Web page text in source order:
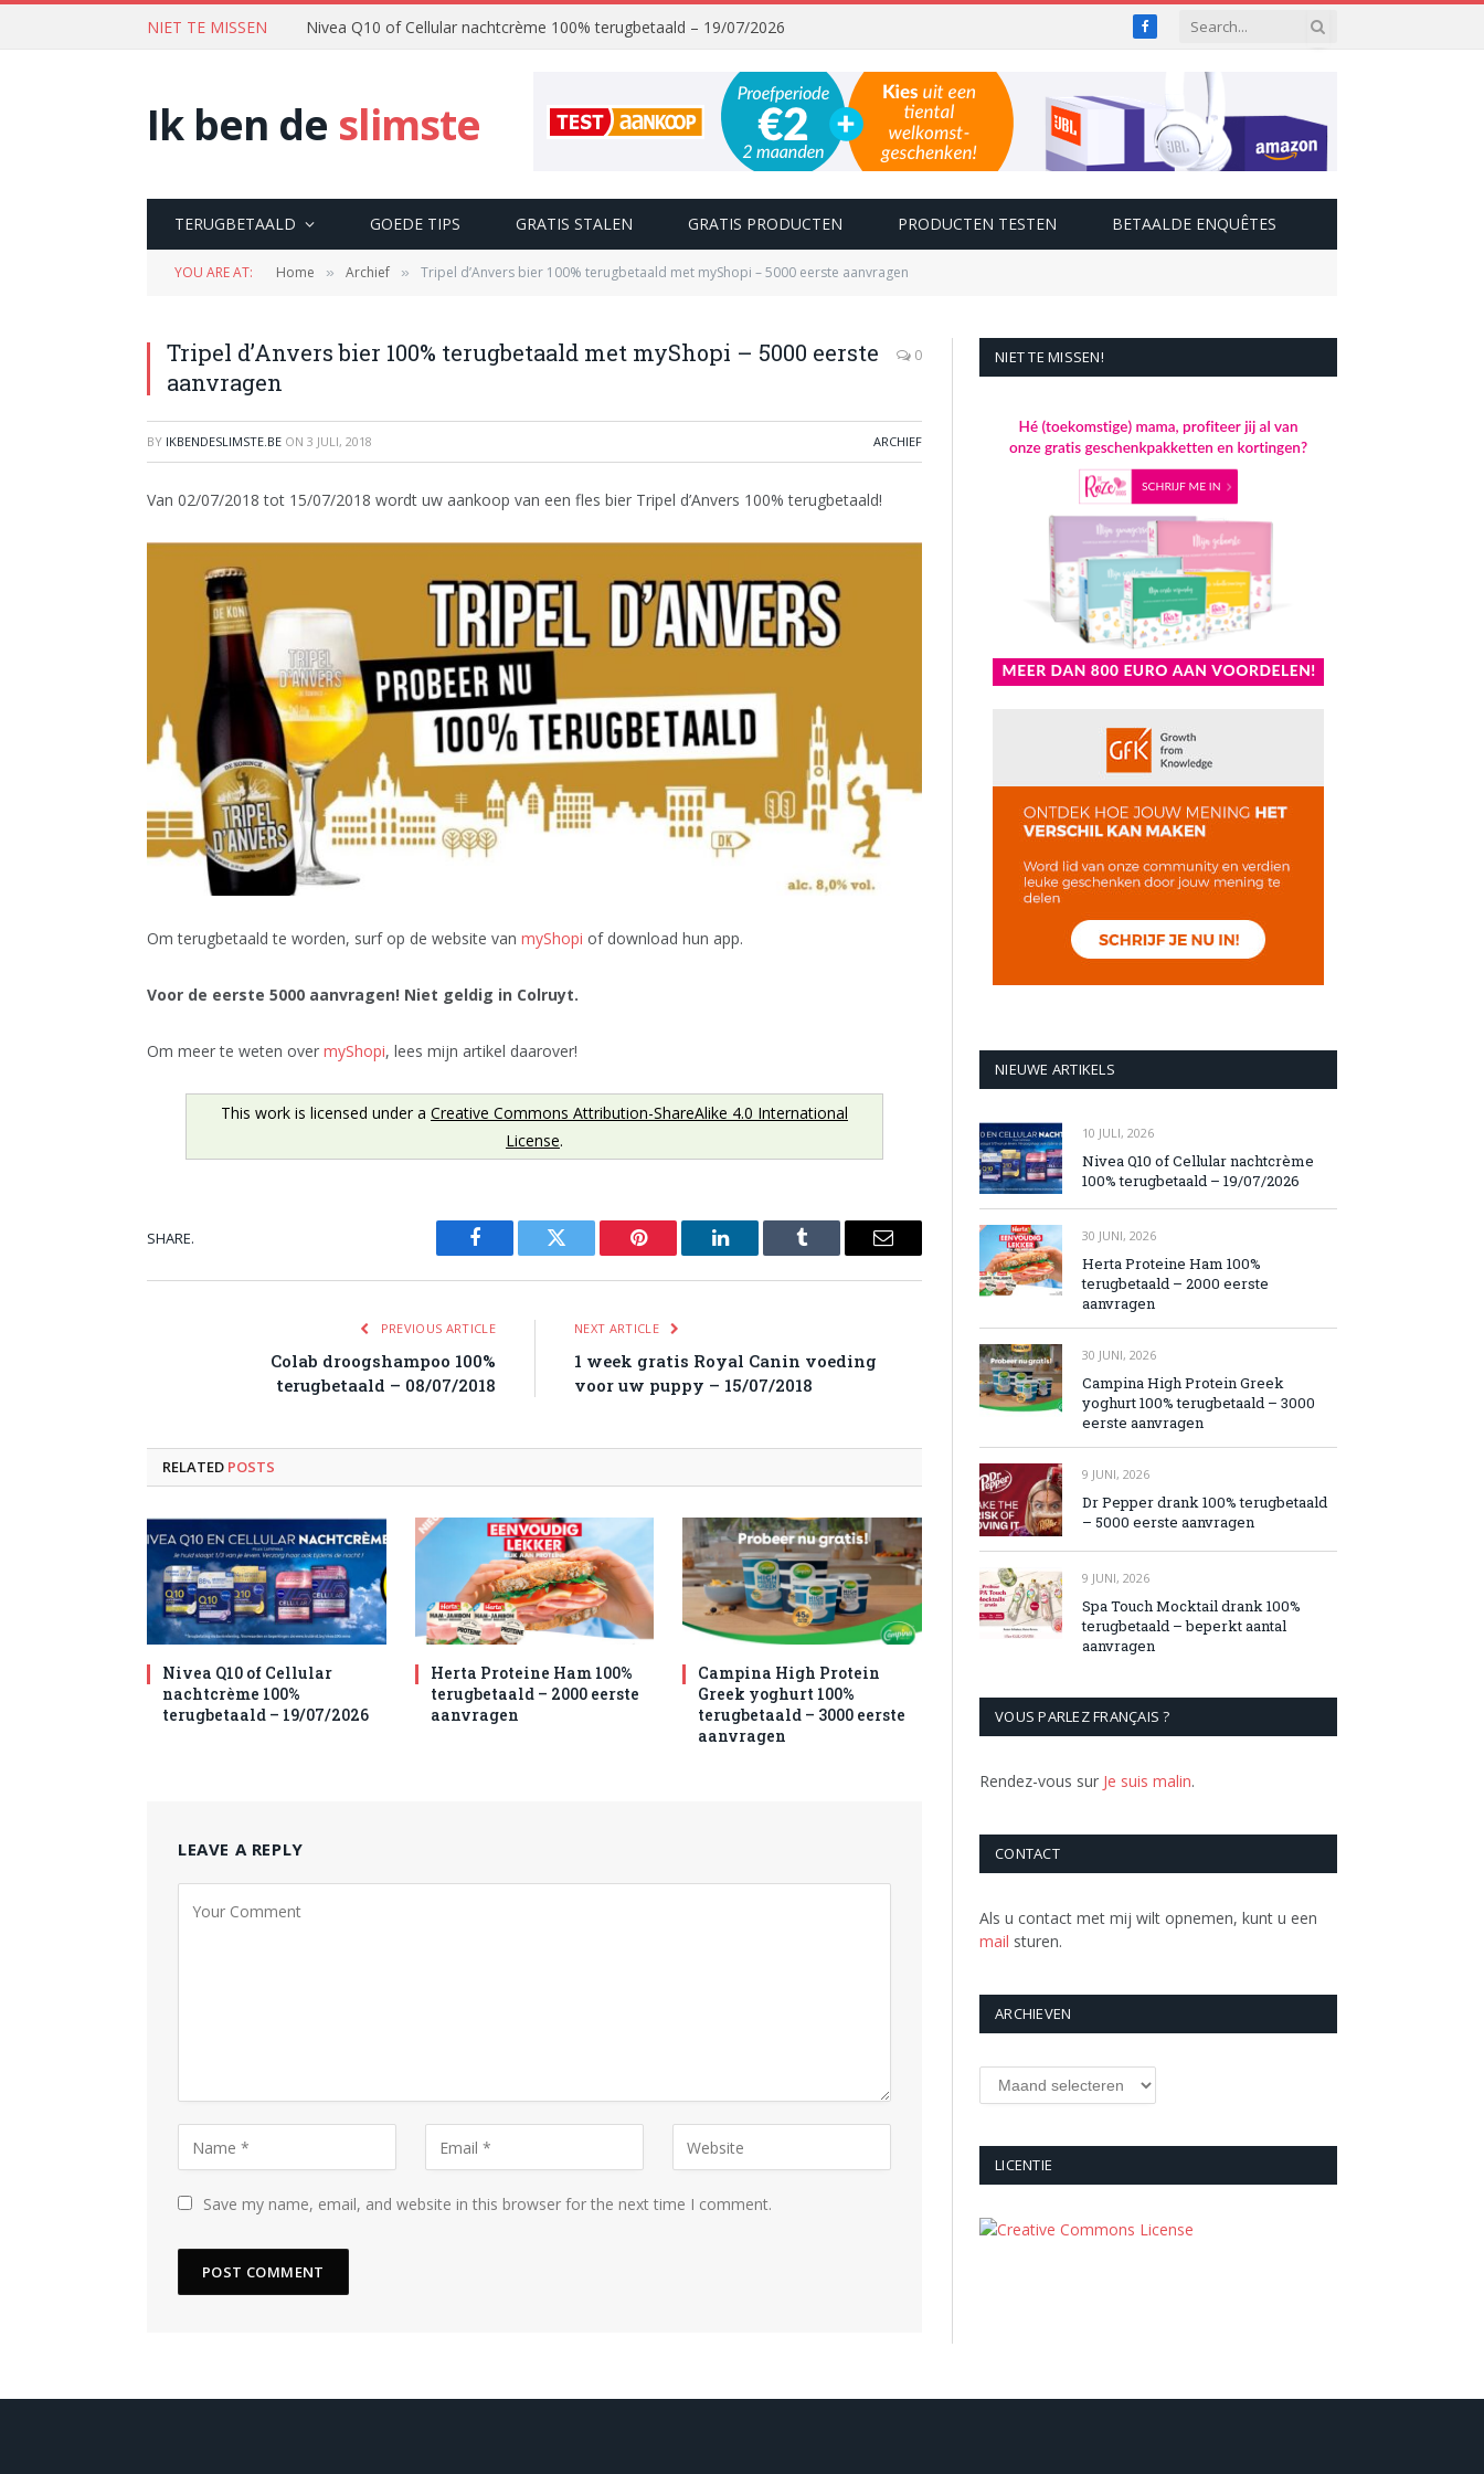
NIET TE MISSEN Nivea Q10 of Cellular nachtcrème 100% terugbetaald – 19/07/2026 Facebook
Ik ben de slimste
TERUGBETAALD GOEDE TIPS GRATIS STALEN GRATIS PRODUCTEN PRODUCTEN TESTEN BETAALDE ENQUÊTES
YOU ARE AT: Home » Archief » Tripel d’Anvers bier 100% terugbetaald met myShopi – 5000 eerste aanvragen
Tripel d’Anvers bier 100% terugbetaald met myShopi – 5000 eerste
aanvragen
0
BY IKBENDESLIMSTE.BE ON 3 JULI, 2018 ARCHIEF
Van 02/07/2018 tot 15/07/2018 wordt uw aankoop van een fles bier Tripel d’Anvers 100% terugbetaald!
Om terugbetaald te worden, surf op de website van myShopi of download hun app.
Voor de eerste 5000 aanvragen! Niet geldig in Colruyt.
Om meer te weten over myShopi, lees mijn artikel daarover!
This work is licensed under a Creative Commons Attribution-ShareAlike 4.0 International
License.
SHARE.
Facebook Twitter Pinterest LinkedIn Tumblr Email
PREVIOUS ARTICLE
Colab droogshampoo 100%
terugbetaald – 08/07/2018
NEXT ARTICLE
1 week gratis Royal Canin voeding
voor uw puppy – 15/07/2018
RELATED POSTS
Nivea Q10 of Cellular
nachtcrème 100%
terugbetaald – 19/07/2026
Herta Proteine Ham 100%
terugbetaald – 2000 eerste
aanvragen
Campina High Protein
Greek yoghurt 100%
terugbetaald – 3000 eerste
aanvragen
LEAVE A REPLY
Save my name, email, and website in this browser for the next time I comment.
NIET TE MISSEN!
NIEUWE ARTIKELS
10 JULI, 2026
Nivea Q10 of Cellular nachtcrème
100% terugbetaald – 19/07/2026
30 JUNI, 2026
Herta Proteine Ham 100%
terugbetaald – 2000 eerste
aanvragen
30 JUNI, 2026
Campina High Protein Greek
yoghurt 100% terugbetaald – 3000
eerste aanvragen
9 JUNI, 2026
Dr Pepper drank 100% terugbetaald
– 5000 eerste aanvragen
9 JUNI, 2026
Spa Touch Mocktail drank 100%
terugbetaald – beperkt aantal
aanvragen
VOUS PARLEZ FRANÇAIS ?
Rendez-vous sur Je suis malin.
CONTACT
Als u contact met mij wilt opnemen, kunt u een
mail sturen.
ARCHIEVEN
LICENTIE